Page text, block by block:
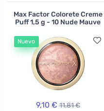
Max Factor Colorete Creme
Puff 1,5 g - 10 Nude Mauve
Nuevo
9,10 € 11,81 €